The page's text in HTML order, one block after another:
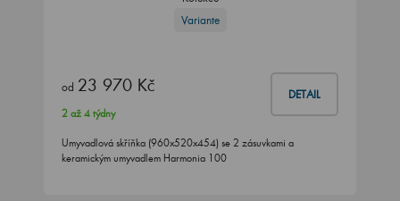
Variante
od 23 970 Kč DETAIL
2 až 4 týdny
Umyvadlová skříňka (960x520x454) se 2 zásuvkami a
keramickým umyvadlem Harmonia 100